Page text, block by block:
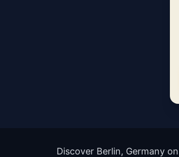
Discover Berlin, Germany